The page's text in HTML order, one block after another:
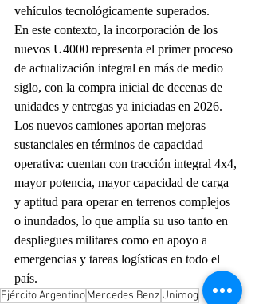
vehículos tecnológicamente superados.
En este contexto, la incorporación de los
nuevos U4000 representa el primer proceso
de actualización integral en más de medio
siglo, con la compra inicial de decenas de
unidades y entregas ya iniciadas en 2026.
Los nuevos camiones aportan mejoras
sustanciales en términos de capacidad
operativa: cuentan con tracción integral 4x4,
mayor potencia, mayor capacidad de carga
y aptitud para operar en terrenos complejos
o inundados, lo que amplía su uso tanto en
despliegues militares como en apoyo a
emergencias y tareas logísticas en todo el
país.
Ejército ArgentinoMercedes Benz Unimog